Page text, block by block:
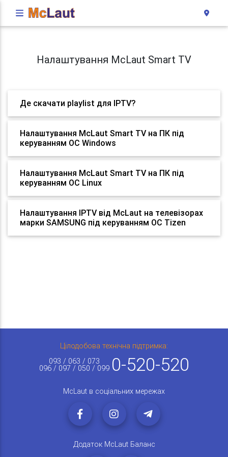
Налаштування McLaut Smart TV
Де скачати playlist для IPTV?
Налаштування McLaut Smart TV на ПК під
керуванням ОС Windows
Налаштування McLaut Smart TV на ПК під
керуванням ОС Linux
Налаштування IPTV від McLaut на телевізорах
марки SAMSUNG під керуванням ОС Tizen
Цілодобова технічна підтримка:
093 / 063 / 073
096 / 097 / 050 / 099 0-520-520
McLaut в соціальних мережах
Додаток McLaut Баланс